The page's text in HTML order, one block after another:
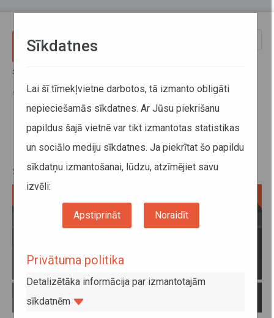
Sākums
sabiedriskajā transportā
Bērnam laikus jāmāca, kā rīkoties
baiļu situācijās uz ceļa un
sabiedriskajā transportā
Sīkdatnes
Lai šī tīmekļvietne darbotos, tā izmanto obligāti
nepieciešamās sīkdatnes. Ar Jūsu piekrišanu
papildus šajā vietnē var tikt izmantotas statistikas
un sociālo mediju sīkdatnes. Ja piekrītat šo papildu
sīkdatņu izmantošanai, lūdzu, atzīmējiet savu
izvēli:
Apstiprināt Noraidīt
Privātuma politika
Detalizētāka informācija par izmantotajām
sīkdatnēm